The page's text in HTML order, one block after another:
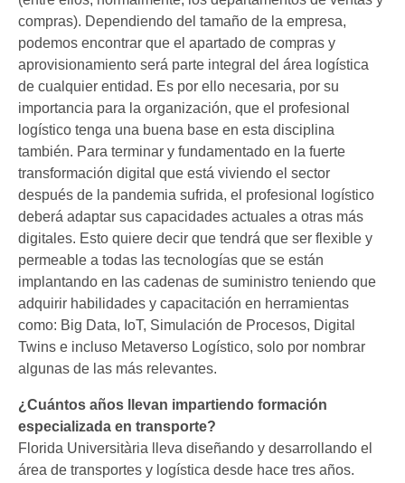
compras). Dependiendo del tamaño de la empresa,
podemos encontrar que el apartado de compras y
aprovisionamiento será parte integral del área logística
de cualquier entidad. Es por ello necesaria, por su
importancia para la organización, que el profesional
logístico tenga una buena base en esta disciplina
también. Para terminar y fundamentado en la fuerte
transformación digital que está viviendo el sector
después de la pandemia sufrida, el profesional logístico
deberá adaptar sus capacidades actuales a otras más
digitales. Esto quiere decir que tendrá que ser flexible y
permeable a todas las tecnologías que se están
implantando en las cadenas de suministro teniendo que
adquirir habilidades y capacitación en herramientas
como: Big Data, IoT, Simulación de Procesos, Digital
Twins e incluso Metaverso Logístico, solo por nombrar
algunas de las más relevantes.
¿Cuántos años llevan impartiendo formación
especializada en transporte?
Florida Universitària lleva diseñando y desarrollando el
área de transportes y logística desde hace tres años.